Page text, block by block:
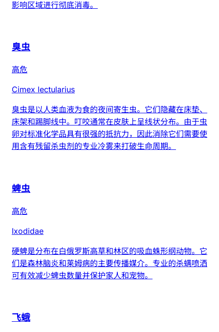
影响区域进行彻底消毒。
臭虫
高危
Cimex lectularius
臭虫是以人类血液为食的夜间寄生虫。它们隐藏在床垫、
床架和踢脚线中。叮咬通常在皮肤上呈线状分布。由于虫
卵对标准化学品具有很强的抵抗力，因此消除它们需要使
用含有残留杀虫剂的专业冷雾来打破生命周期。
蜱虫
高危
Ixodidae
硬蜱是分布在白俄罗斯高草和林区的吸血蛛形纲动物。它
们是森林脑炎和莱姆病的主要传播媒介。专业的杀螨喷洒
可有效减少蜱虫数量并保护家人和宠物。
飞蛾